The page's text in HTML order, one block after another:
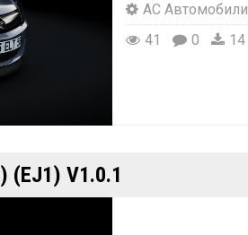
AC Автомобили
41
0 14
(EJ1) V1.0.1